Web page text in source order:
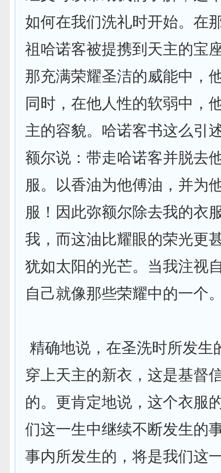
如何在我们洗礼时开始。在
祖哈诺客被提携到天主的宝
那充满荣耀圣洁的威能中，
同时，在他人性的软弱中，
主的容貌。哈诺客书这么引
额尔说：带走哈诺客并脱去
服。以香油为他傅油，并为
服！因此弥额尔除去我的衣
我，而这油比耀眼的荣光更
犹如太阳的光芒。当我注视
自己就像那些荣耀中的一个
精确地说，在圣洗时所发生
穿上天主的新衣，这是基督
的。更肯定地说，这个衣服
们这一生中继续不断发生的
事内所发生的，将是我们这